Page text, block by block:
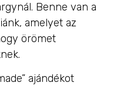
Benne van a
amelyet az
örömet
ajándékot